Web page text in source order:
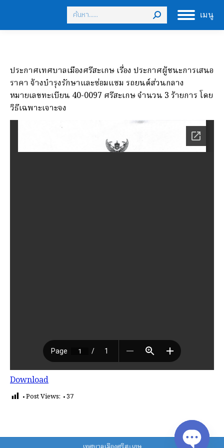
เมนู
Search:
ประกาศเทศบาลเมืองศรีสะเกษ เรื่อง ประกาศผู้ชนะการเสนอ
ราคา จ้างบำรุงรักษาและซ่อมแซม รถยนต์ส่วนกลาง
หมายเลขทะเบียน 40-0097 ศรีสะเกษ จำนวน 3 ร้ายการ โดย
วิธีเฉพาะเจาะจง
Download
Post Views: 37